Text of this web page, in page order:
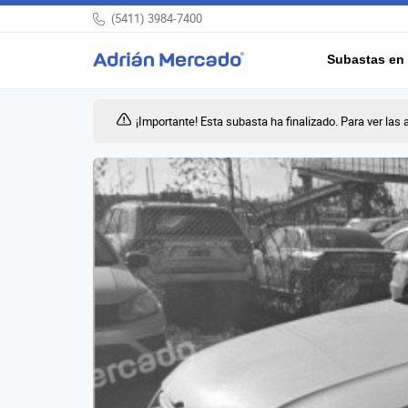
(5411) 3984-7400
Subastas
¡Importante! Esta subasta ha finalizado. Para ver las